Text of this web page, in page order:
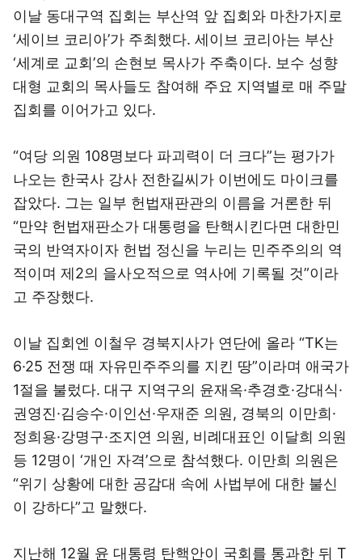
이날 동대구역 집회는 부산역 앞 집회와 마찬가지로
‘세이브 코리아’가 주최했다. 세이브 코리아는 부산
‘세계로 교회’의 손현보 목사가 주축이다. 보수 성향
대형 교회의 목사들도 참여해 주요 지역별로 매 주말
집회를 이어가고 있다.
“여당 의원 108명보다 파괴력이 더 크다”는 평가가
나오는 한국사 강사 전한길씨가 이번에도 마이크를
잡았다. 그는 일부 헌법재판관의 이름을 거론한 뒤
“만약 헌법재판소가 대통령을 탄핵시킨다면 대한민
국의 반역자이자 헌법 정신을 누리는 민주주의의 역
적이며 제2의 을사오적으로 역사에 기록될 것”이라
고 주장했다.
이날 집회엔 이철우 경북지사가 연단에 올라 “TK는
6·25 전쟁 때 자유민주주의를 지킨 땅”이라며 애국가
1절을 불렀다. 대구 지역구의 윤재옥·추경호·강대식·
권영진·김승수·이인선·우재준 의원, 경북의 이만희·
정희용·강명구·조지연 의원, 비례대표인 이달희 의원
등 12명이 ‘개인 자격’으로 참석했다. 이만희 의원은
“위기 상황에 대한 공감대 속에 사법부에 대한 불신
이 강하다”고 말했다.
지난해 12월 윤 대통령 탄핵안이 국회를 통과한 뒤 T